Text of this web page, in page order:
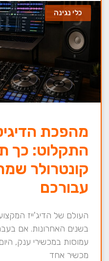
כלי נגינה
מהפכת
התקלוט: כך
קונטרולר
עבורכם
העולם של הדיג'ייז
בשנים האחרונות. אם
עמוסות במכשירי ענק,
מכשיר אחד